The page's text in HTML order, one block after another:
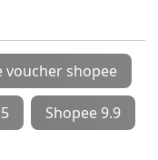
voucher shopee
Shopee 9.9